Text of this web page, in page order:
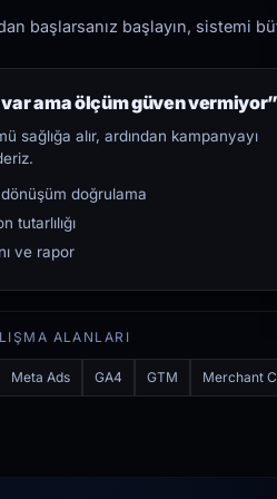
başlarsanız başlayın, sistemi
ama ölçüm güven
sağlığa alır, ardından kampanyayı
doğrulama
tutarlılığı
ve rapor
ALANLARI
Meta Ads GA4 GTM Merchant